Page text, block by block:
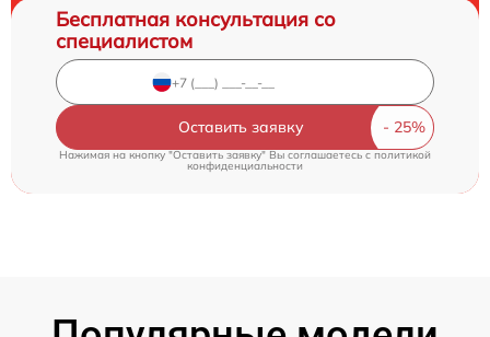
Бесплатная консультация со
специалистом
Оставить заявку
Нажимая на кнопку "Оставить заявку" Вы соглашаетесь c политикой
конфиденциальности